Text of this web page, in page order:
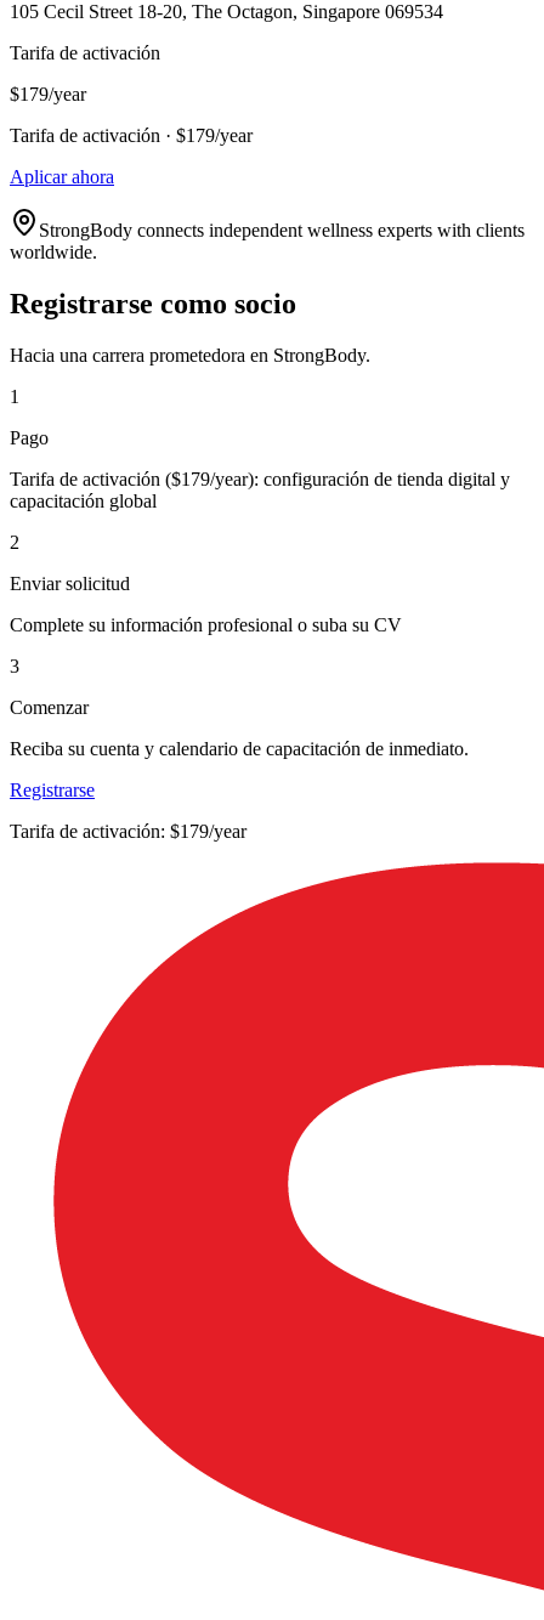
105 Cecil Street 18-20, The Octagon, Singapore 069534
Tarifa de activación
$179/year
Tarifa de activación · $179/year
Aplicar ahora
StrongBody connects independent wellness experts with clients
worldwide.
Registrarse como socio
Hacia una carrera prometedora en StrongBody.
1
Pago
Tarifa de activación ($179/year): configuración de tienda digital y
capacitación global
2
Enviar solicitud
Complete su información profesional o suba su CV
3
Comenzar
Reciba su cuenta y calendario de capacitación de inmediato.
Registrarse
Tarifa de activación: $179/year